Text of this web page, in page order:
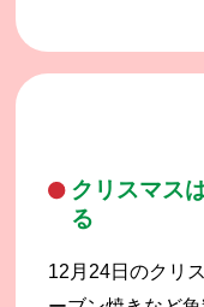
クリスマス
る
12月24日のクリ